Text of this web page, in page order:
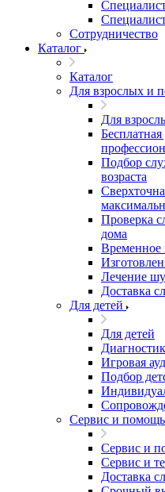
Сотрудничество
Каталог
Каталог
Для взрослых и
Для
Подбор
возраста
Проверка
дома
Временное
Лечение
Доставка
Для детей
Для детей
Игровая
Подбор
Сервис и помощь
Сервис и
Сервис и
Доставка